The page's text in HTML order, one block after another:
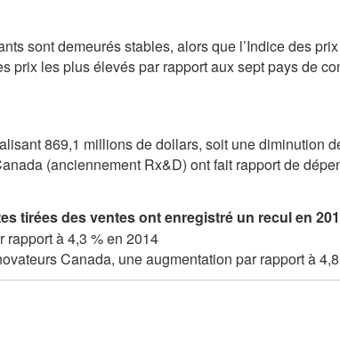
sont demeurés stables, alors que l’Indice des
prix les plus élevés par rapport aux sept pays de
869,1 millions de dollars, soit une diminution
(anciennement Rx&D) ont fait rapport de
tirées des ventes ont enregistré un recul en
rapport à 4,3 % en 2014
Canada, une augmentation par rapport à